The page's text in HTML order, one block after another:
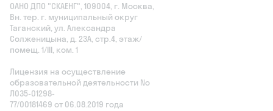
ОАНО ДПО "СКАЕНГ", 109004, г. Москва,
Вн. тер. г. муниципальный округ
Таганский, ул. Александра
Солженицына, д. 23А, стр.4, этаж/
помещ. 1/III, ком. 1
Лицензия на осуществление
образовательной деятельности No
Л035‑01298-
77/00181469 от 06.08.2019 года